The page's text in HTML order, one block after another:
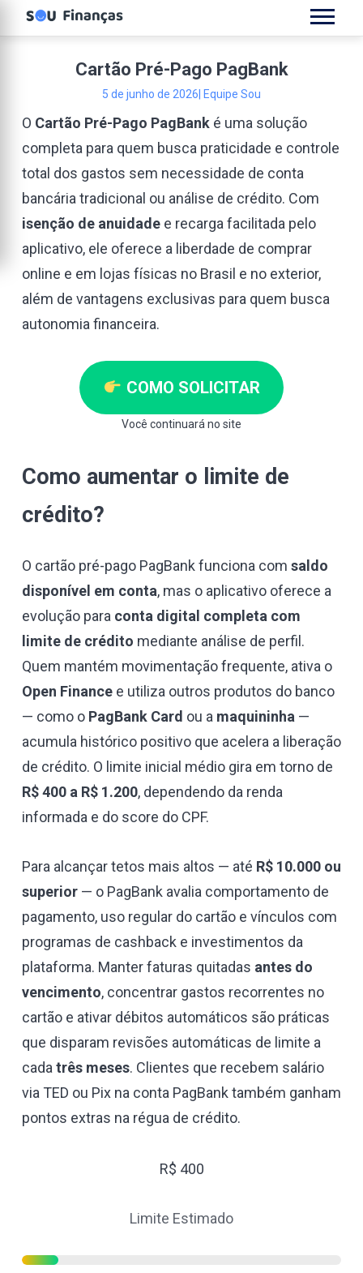
Cartão Pré-Pago PagBank
5 de junho de 2026 | Equipe Sou
O Cartão Pré-Pago PagBank é uma solução
completa para quem busca praticidade e controle
total dos gastos sem necessidade de conta
bancária tradicional ou análise de crédito. Com
isenção de anuidade e recarga facilitada pelo
aplicativo, ele oferece a liberdade de comprar
online e em lojas físicas no Brasil e no exterior,
além de vantagens exclusivas para quem busca
autonomia financeira.
COMO SOLICITAR
Você continuará no site
Como aumentar o limite de
crédito?
O cartão pré-pago PagBank funciona com saldo
disponível em conta, mas o aplicativo oferece a
evolução para conta digital completa com
limite de crédito mediante análise de perfil.
Quem mantém movimentação frequente, ativa o
Open Finance e utiliza outros produtos do banco
— como o PagBank Card ou a maquininha —
acumula histórico positivo que acelera a liberação
de crédito. O limite inicial médio gira em torno de
R$ 400 a R$ 1.200, dependendo da renda
informada e do score do CPF.
Para alcançar tetos mais altos — até R$ 10.000 ou
superior — o PagBank avalia comportamento de
pagamento, uso regular do cartão e vínculos com
programas de cashback e investimentos da
plataforma. Manter faturas quitadas antes do
vencimento, concentrar gastos recorrentes no
cartão e ativar débitos automáticos são práticas
que disparam revisões automáticas de limite a
cada três meses. Clientes que recebem salário
via TED ou Pix na conta PagBank também ganham
pontos extras na régua de crédito.
R$ 400
Limite Estimado